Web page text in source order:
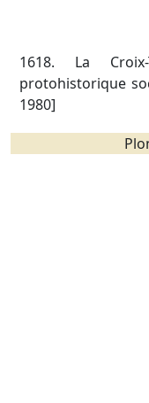
1618. La
protohistorique
1980]